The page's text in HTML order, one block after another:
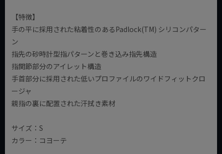
【特徴】
手の平に採用された粘着性のあるPadlock(TM) シリコンパター
ン
指先の砂時計型指パターンと巻き込み指先構造
指関節部分のアイレット構造
手首部分に採用された低いプロファイルのワイドフィットクロ
ージャ
親指の裏に配置された汗拭き素材
サイズ：S
カラー：コヨーテ